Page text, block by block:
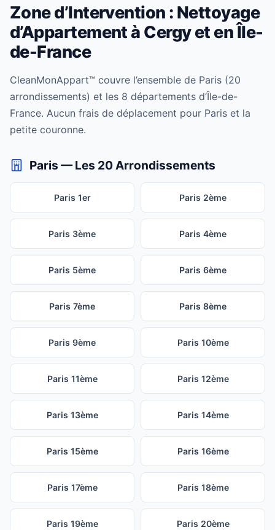
Zone d’Intervention : Nettoyage
d’Appartement à Cergy et en Île-
de-France
CleanMonAppart™ couvre l’ensemble de Paris (20
arrondissements) et les 8 départements d’Île-de-
France. Aucun frais de déplacement pour Paris et la
petite couronne.
Paris — Les 20 Arrondissements
Paris 1er Paris 2ème
Paris 3ème Paris 4ème
Paris 5ème Paris 6ème
Paris 7ème Paris 8ème
Paris 9ème Paris 10ème
Paris 11ème Paris 12ème
Paris 13ème Paris 14ème
Paris 15ème Paris 16ème
Paris 17ème Paris 18ème
Paris 19ème Paris 20ème